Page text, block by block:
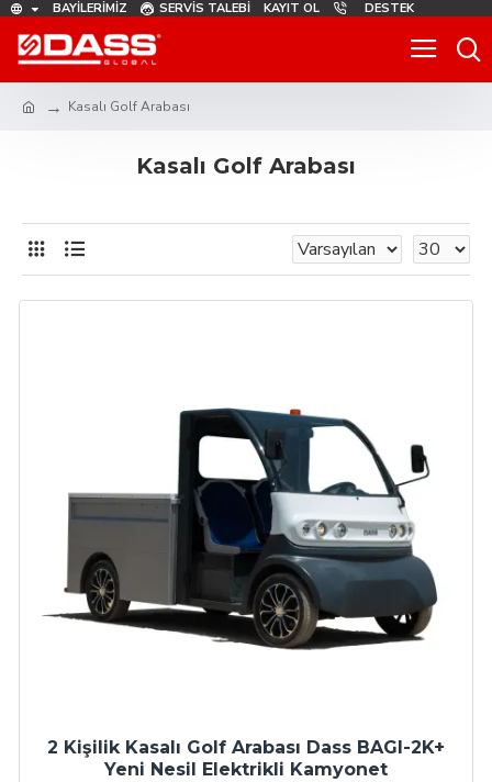
BAYILERIMIZ SERVIS TALEBI KAYIT OL DESTEK
Kasalı Golf Arabası
Kasalı Golf Arabası
2 Kişilik Kasalı Golf Arabası Dass BAGI-2K+
Yeni Nesil Elektrikli Kamyonet